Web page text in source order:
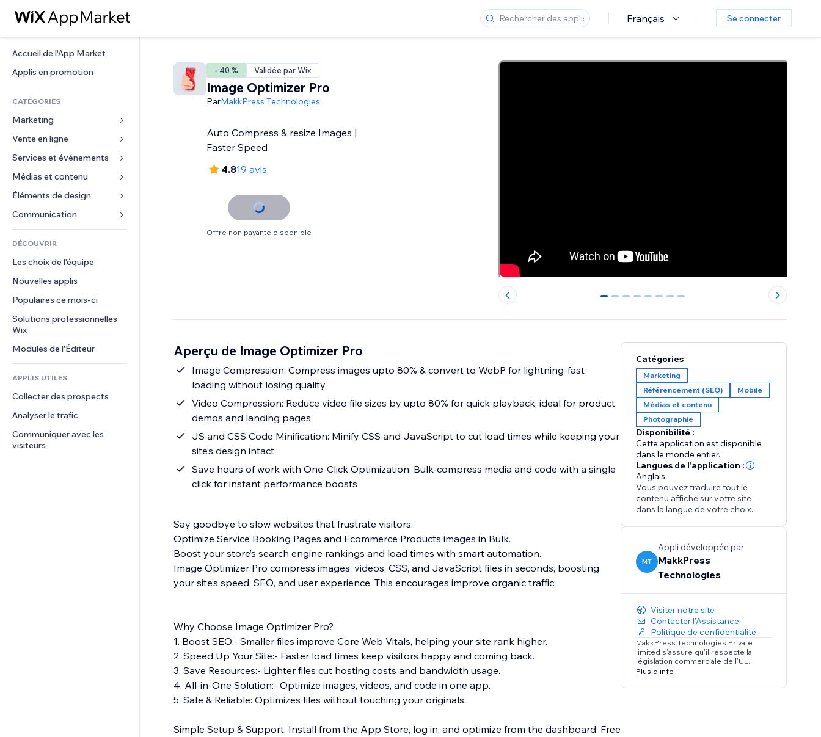
Français Se connecter
Accueil de l'App Market
Applis en promotion
CATÉGORIES
Marketing
Publicités
Mobile
Données analytiques
Réseaux sociaux
Classement de sites
E-mail
Vente en ligne
Applis pour les boutiques
Expédition et livraison
Boutons Vente
Comptabilité
Coupons et fidélisation
Solutions d'entreposage
Financement participatif
Alimentation et boissons
Services et événements
Hôtels
Événements
Restaurants
Immobilier
Réservations
Médias et contenu
Galerie
Musique
Podcasts
Photographie
Vidéo
PDF
Partage de fichiers
Actualités
Services de contenu
Effets de texte
Éléments de design
Cartes et navigation
Confidentialité
Horloge
Modèles de pages
Effets sur images
Boutons et menus
Bannières et badges
Calculateurs
Rechercher
Formulaires
Sondages
Chat
Commentaires
Téléphone
Communauté
Avis et commentaires
DÉCOUVRIR
Les choix de l'équipe
Nouvelles applis
Populaires ce mois‑ci
Solutions professionnelles
Wix
Modules de l'Éditeur
APPLIS UTILES
Collecter des prospects
Analyser le trafic
Communiquer avec les
visiteurs
- 40 % Validée par Wix
Image Optimizer Pro
ParMakkPress Technologies
Auto Compress & resize Images |
Faster Speed
4.819 avis
Offre non payante disponible
0 1 2 3 4 5 6 7
Aperçu de Image Optimizer Pro
Image Compression: Compress images upto 80% & convert to WebP for lightning-fast
loading without losing quality
Video Compression: Reduce video file sizes by upto 80% for quick playback, ideal for product
demos and landing pages
JS and CSS Code Minification: Minify CSS and JavaScript to cut load times while keeping your
site’s design intact
Save hours of work with One-Click Optimization: Bulk-compress media and code with a single
click for instant performance boosts
Say goodbye to slow websites that frustrate visitors.
Optimize Service Booking Pages and Ecommerce Products images in Bulk.
Boost your store’s search engine rankings and load times with smart automation.
Image Optimizer Pro compress images, videos, CSS, and JavaScript files in seconds, boosting
your site’s speed, SEO, and user experience. This encourages improve organic traffic.
Why Choose Image Optimizer Pro?
1. Boost SEO:- Smaller files improve Core Web Vitals, helping your site rank higher.
2. Speed Up Your Site:- Faster load times keep visitors happy and coming back.
3. Save Resources:- Lighter files cut hosting costs and bandwidth usage.
4. All-in-One Solution:- Optimize images, videos, and code in one app.
5. Safe & Reliable: Optimizes files without touching your originals.
Simple Setup & Support: Install from the App Store, log in, and optimize from the dashboard. Free
Catégories
Marketing
Référencement (SEO)
Mobile
Médias et contenu
Photographie
Disponibilité :
Cette application est disponible
dans le monde entier.
Langues de l'application :
Anglais
Vous pouvez traduire tout le
contenu affiché sur votre site
dans la langue de votre choix.
MT
Appli développée par
MakkPress
Technologies
Visiter notre site
Contacter l'Assistance
Politique de confidentialité
MakkPress Technologies Private
limited s'assure qu'il respecte la
législation commerciale de l'UE.
Plus d'info